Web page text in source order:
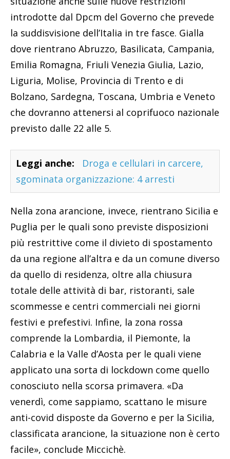
introdotte dal Dpcm del Governo che prevede
la suddisvisione dell’Italia in tre fasce. Gialla
dove rientrano Abruzzo, Basilicata, Campania,
Emilia Romagna, Friuli Venezia Giulia, Lazio,
Liguria, Molise, Provincia di Trento e di
Bolzano, Sardegna, Toscana, Umbria e Veneto
che dovranno attenersi al coprifuoco nazionale
previsto dalle 22 alle 5.
Leggi anche:
Droga e cellulari in carcere,
sgominata organizzazione: 4 arresti
Nella zona arancione, invece, rientrano Sicilia e
Puglia per le quali sono previste disposizioni
più restrittive come il divieto di spostamento
da una regione all’altra e da un comune diverso
da quello di residenza, oltre alla chiusura
totale delle attività di bar, ristoranti, sale
scommesse e centri commerciali nei giorni
festivi e prefestivi. Infine, la zona rossa
comprende la Lombardia, il Piemonte, la
Calabria e la Valle d’Aosta per le quali viene
applicato una sorta di lockdown come quello
conosciuto nella scorsa primavera. «Da
venerdì, come sappiamo, scattano le misure
anti-covid disposte da Governo e per la Sicilia,
classificata arancione, la situazione non è certo
facile», conclude Miccichè.